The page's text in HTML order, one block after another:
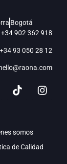
Bogotá
+34 902 362 918
+34 93 050 28 12
hello@raona.com
somos
de Calidad